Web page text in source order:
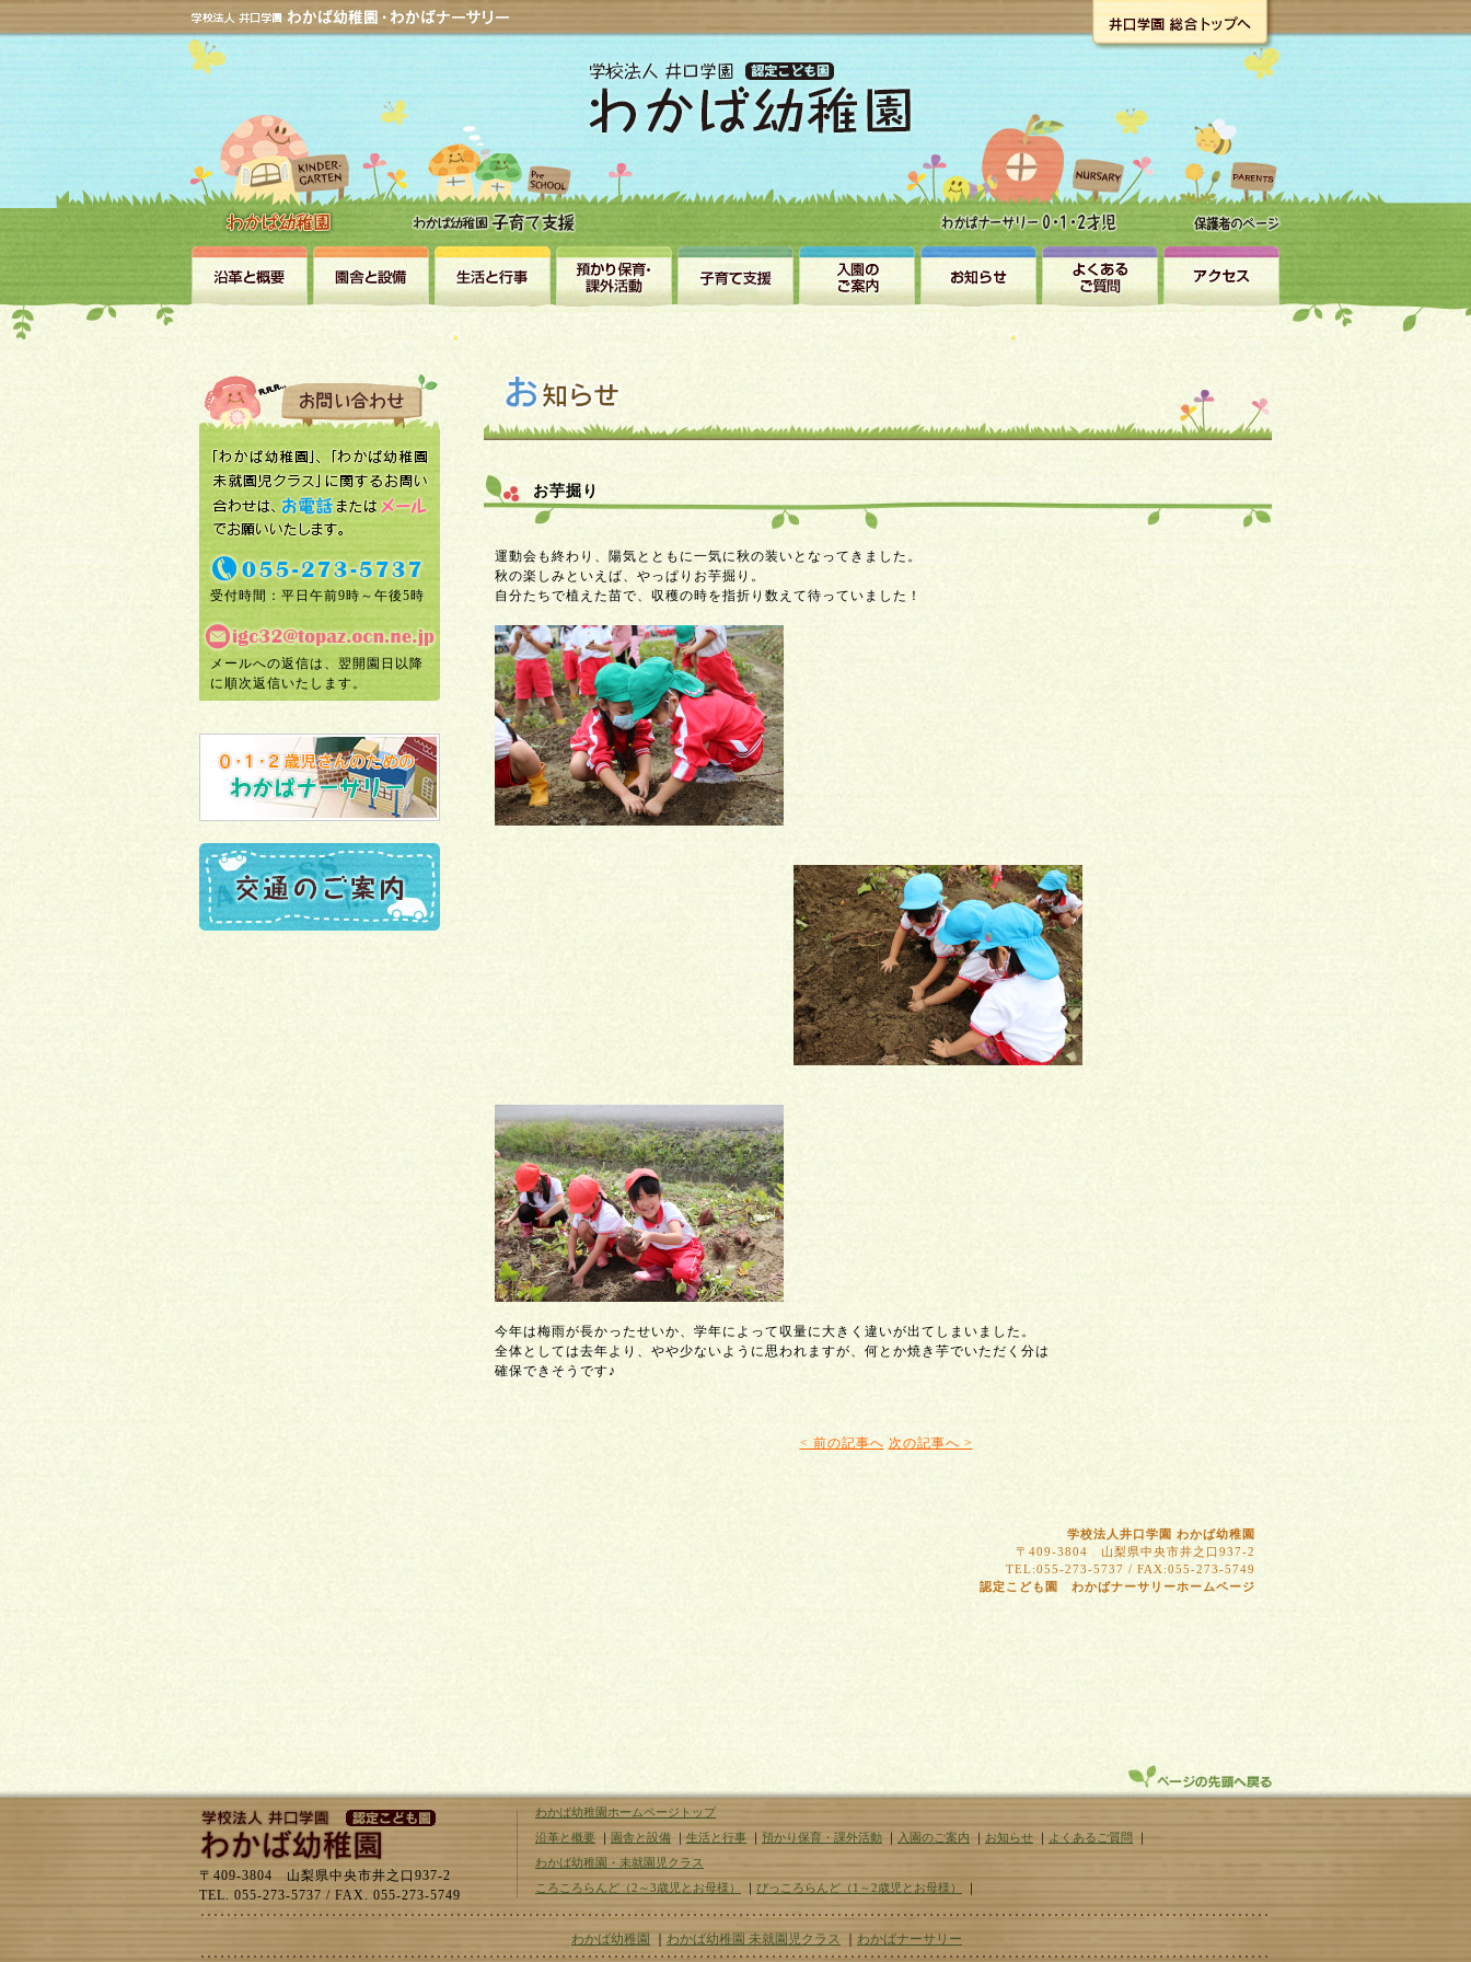
受付時間：平日午前9時～午後5時
メールへの返信は、翌開園日以降
に順次返信いたします。
お芋掘り
運動会も終わり、陽気とともに一気に秋の装いとなってきました。
秋の楽しみといえば、やっぱりお芋掘り。
自分たちで植えた苗で、収穫の時を指折り数えて待っていました！
今年は梅雨が長かったせいか、学年によって収量に大きく違いが出てしまいました。
全体としては去年より、やや少ないように思われますが、何とか焼き芋でいただく分は
確保できそうです♪
< 前の記事へ 次の記事へ >
学校法人井口学園 わかば幼稚園
〒409-3804 山梨県中央市井之口937-2
TEL:055-273-5737 / FAX:055-273-5749
認定こども園 わかばナーサリーホームページ
〒409-3804 山梨県中央市井之口937-2
TEL. 055-273-5737 / FAX. 055-273-5749
わかば幼稚園ホームページトップ
沿革と概要 ｜ 園舎と設備 ｜ 生活と行事 ｜ 預かり保育・課外活動 ｜ 入園のご案内 ｜ お知らせ ｜ よくあるご質問 ｜
わかば幼稚園・未就園児クラス
ころころらんど（2～3歳児とお母様）
｜ ぴっころらんど（1～2歳児とお母様） ｜
わかば幼稚園 わかば幼稚園 未就園児クラス わかばナーサリー